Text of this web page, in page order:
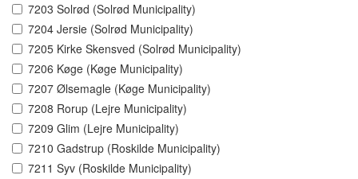
7203 Solrød (Solrød Municipality)
7204 Jersie (Solrød Municipality)
7205 Kirke Skensved (Solrød Municipality)
7206 Køge (Køge Municipality)
7207 Ølsemagle (Køge Municipality)
7208 Rorup (Lejre Municipality)
7209 Glim (Lejre Municipality)
7210 Gadstrup (Roskilde Municipality)
7211 Syv (Roskilde Municipality)